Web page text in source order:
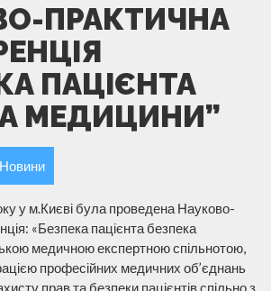
ПРАКТИЧНА
ПАЦІЄНТА
МЕДИЦИНИ”
Новини
у м.Києві була проведена Науково-
«Безпека пацієнта безпека
медичною експертною спільнотою,
професійних медичних об’єднань
прав та безпеки пацієнтів спільно з